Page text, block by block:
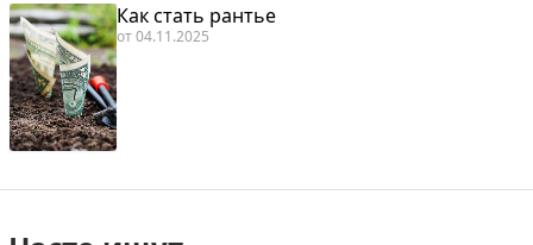
Как стать рантье
от04.11.2025